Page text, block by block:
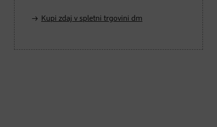
Kupi zdaj v spletni trgovini dm